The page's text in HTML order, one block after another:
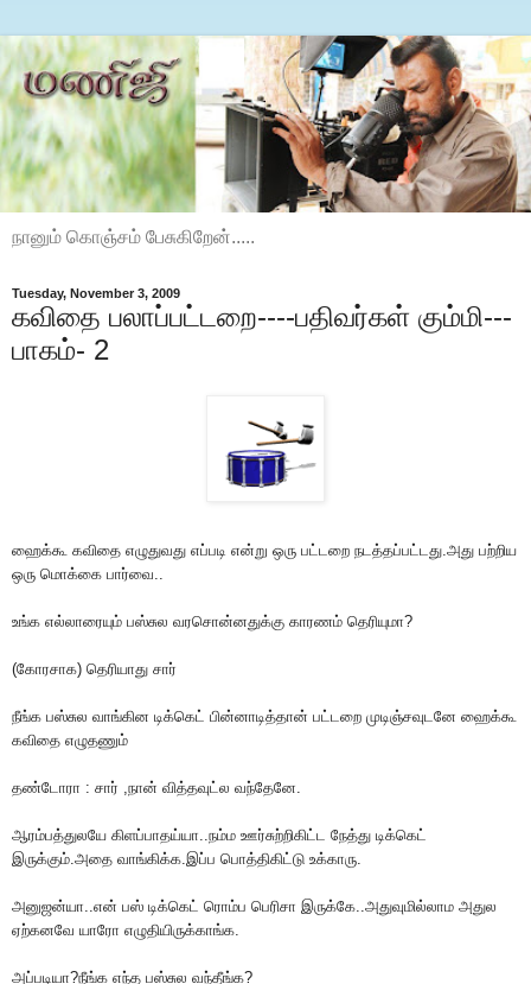
நானும் கொஞ்சம் பேசுகிறேன்.....
Tuesday, November 3, 2009
கவிதை பலாப்பட்டறை----பதிவர்கள் கும்மி---
பாகம்- 2
ஹைக்கூ கவிதை எழுதுவது எப்படி என்று ஒரு பட்டறை நடத்தப்பட்டது.அது பற்றிய
ஒரு மொக்கை பார்வை..
உங்க எல்லாரையும் பஸ்சுல வரசொன்னதுக்கு காரணம் தெரியுமா?
(கோரசாக) தெரியாது சார்
நீங்க பஸ்சுல வாங்கின டிக்கெட் பின்னாடித்தான் பட்டறை முடிஞ்சவுடனே ஹைக்கூ
கவிதை எழுதணும்
தண்டோரா : சார் ,நான் வித்தவுட்ல வந்தேனே.
ஆரம்பத்துலயே கிளப்பாதய்யா..நம்ம ஊர்சுற்றிகிட்ட நேத்து டிக்கெட்
இருக்கும்.அதை வாங்கிக்க.இப்ப பொத்திகிட்டு உக்காரு.
அனுஜன்யா..என் பஸ் டிக்கெட் ரொம்ப பெரிசா இருக்கே..அதுவுமில்லாம அதுல
ஏற்கனவே யாரோ எழுதியிருக்காங்க.
அப்படியா?நீங்க எந்த பஸ்சுல வந்தீங்க?